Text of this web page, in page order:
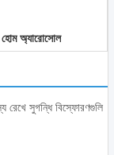
হোম অ্যারোসোল
রেখে সুগন্ধি বিস্ফোরণগুলি